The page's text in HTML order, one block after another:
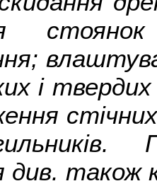
і
стічних
див. також